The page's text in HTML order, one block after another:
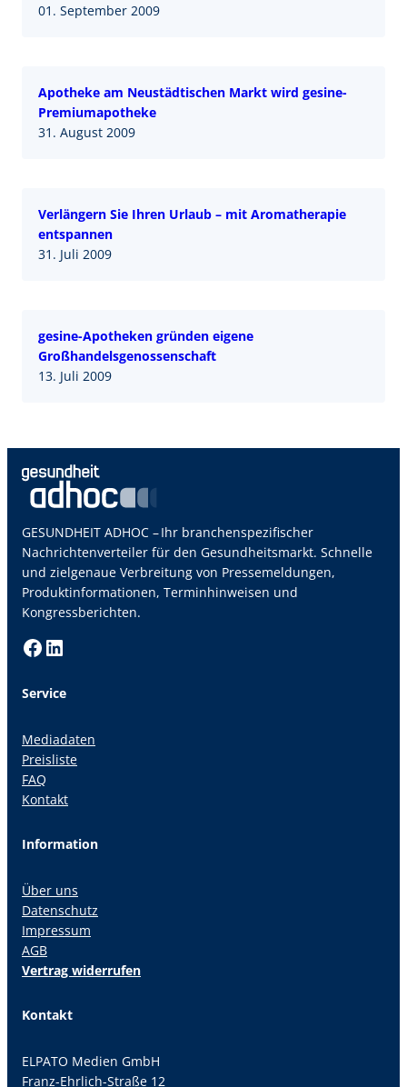
01. September 2009
Apotheke am Neustädtischen Markt wird gesine-
Premiumapotheke
31. August 2009
Verlängern Sie Ihren Urlaub – mit Aromatherapie
entspannen
31. Juli 2009
gesine-Apotheken gründen eigene
Großhandelsgenossenschaft
13. Juli 2009
GESUNDHEIT ADHOC – Ihr branchenspezifischer
Nachrichtenverteiler für den Gesundheitsmarkt. Schnelle
und zielgenaue Verbreitung von Pressemeldungen,
Produktinformationen, Terminhinweisen und
Kongressberichten.
Facebook LinkedIn
Service
Mediadaten
Preisliste
FAQ
Kontakt
Information
Über uns
Datenschutz
Impressum
AGB
Vertrag widerrufen
Kontakt
ELPATO Medien GmbH
Franz-Ehrlich-Straße 12